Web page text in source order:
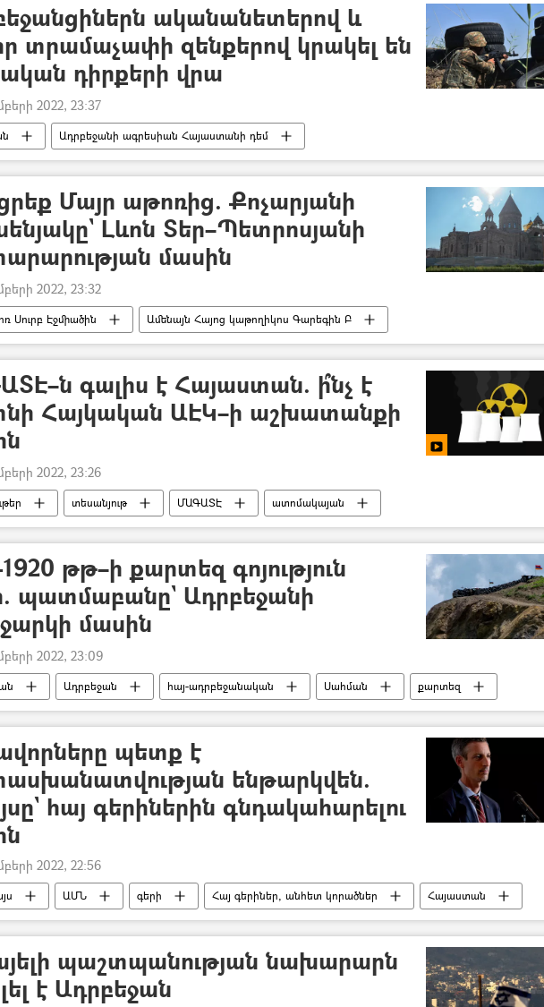
ականանետերով և
տրամաչափի զենքերով կրակել են
դիրքերի վրա
2022, 23:37
Ադրբեջանի ագրեսիան Հայաստանի դեմ
ագրեսիան Հայաստանի դեմ - 2020
կրակոց
Հայաստան
նախարարություն (ՊՆ)
Մայր աթոռից. Քոչարյանի
Լևոն Տեր–Պետրոսյանի
մասին
2022, 23:32
Սուրբ Էջմիածին
Ամենայն Հայոց կաթողիկոս Գարեգին Բ
Ռոբերտ Քոչարյան Նախագահ
գալիս է Հայաստան. ի՞նչ է
Հայկական ԱԷԿ–ի աշխատանքի
2022, 23:26
տեսանյութ ՄԱԳԱՏԷ
ատոմակայան
Ատոմային էլեկտրակայան (ԱԷԿ)
էլեկտրաէներգիա
Հայաստան
1920 թթ–ի քարտեզ գոյություն
պատմաբանը` Ադրբեջանի
մասին
2022, 23:09
Ադրբեջան հայ-ադրբեջանական Սահման քարտեզ
պետք է
ենթարկվեն.
հայ գերիներին գնդակահարելու
2022, 22:56
ԱՄՆ գերի Հայ գերիներ, անհետ կորածներ
Հայաստան
պաշտպանության նախարարն
է Ադրբեջան